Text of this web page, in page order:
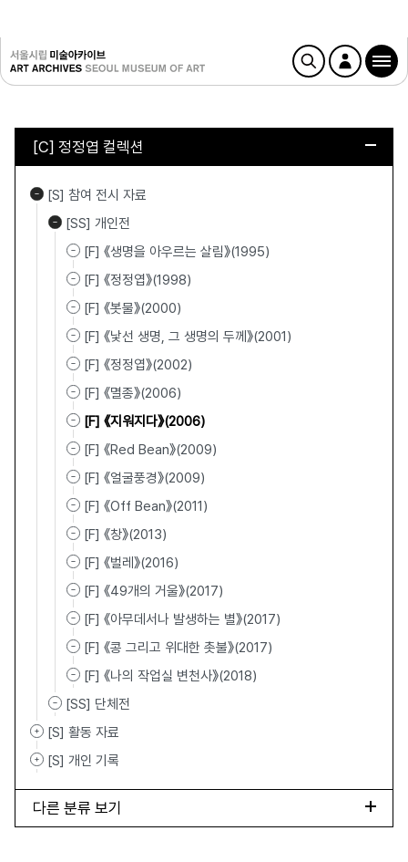
[C] 정정엽 컬렉션
[S] 참여 전시 자료
[SS] 개인전
[F] 《생명을 아우르는 살림》(1995)
[F] 《정정엽》(1998)
[F] 《봇물》(2000)
[F] 《낯선 생명, 그 생명의 두께》(2001)
[F] 《정정엽》(2002)
[F] 《멸종》(2006)
[F] 《지워지다》(2006)
[F] 《Red Bean》(2009)
[F] 《얼굴풍경》(2009)
[F] 《Off Bean》(2011)
[F] 《창》(2013)
[F] 《벌레》(2016)
[F] 《49개의 거울》(2017)
[F] 《아무데서나 발생하는 별》(2017)
[F] 《콩 그리고 위대한 촛불》(2017)
[F] 《나의 작업실 변천사》(2018)
[SS] 단체전
[S] 활동 자료
[S] 개인 기록
다른 분류 보기